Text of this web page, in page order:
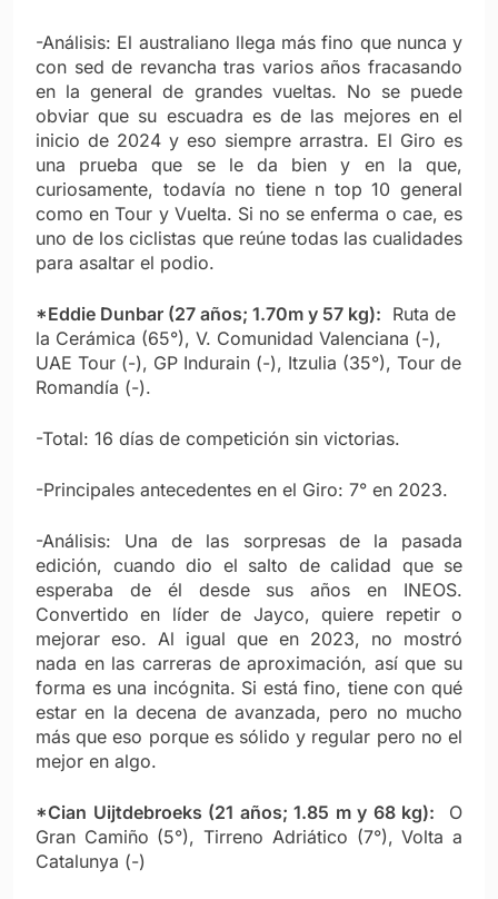
-Análisis: El australiano llega más fino que nunca y
con sed de revancha tras varios años fracasando
en la general de grandes vueltas. No se puede
obviar que su escuadra es de las mejores en el
inicio de 2024 y eso siempre arrastra. El Giro es
una prueba que se le da bien y en la que,
curiosamente, todavía no tiene n top 10 general
como en Tour y Vuelta. Si no se enferma o cae, es
uno de los ciclistas que reúne todas las cualidades
para asaltar el podio.
*Eddie Dunbar (27 años; 1.70m y 57 kg): Ruta de
la Cerámica (65°), V. Comunidad Valenciana (-),
UAE Tour (-), GP Indurain (-), Itzulia (35°), Tour de
Romandía (-).
-Total: 16 días de competición sin victorias.
-Principales antecedentes en el Giro: 7° en 2023.
-Análisis: Una de las sorpresas de la pasada
edición, cuando dio el salto de calidad que se
esperaba de él desde sus años en INEOS.
Convertido en líder de Jayco, quiere repetir o
mejorar eso. Al igual que en 2023, no mostró
nada en las carreras de aproximación, así que su
forma es una incógnita. Si está fino, tiene con qué
estar en la decena de avanzada, pero no mucho
más que eso porque es sólido y regular pero no el
mejor en algo.
*Cian Uijtdebroeks (21 años; 1.85 m y 68 kg): O
Gran Camiño (5°), Tirreno Adriático (7°), Volta a
Catalunya (-)